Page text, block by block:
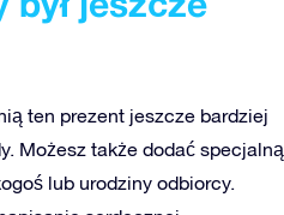
ten prezent jeszcze bardziej
Możesz także dodać specjalną
lub urodziny odbiorcy.